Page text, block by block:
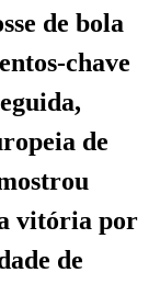
de bola
chave
de
vitória por
de